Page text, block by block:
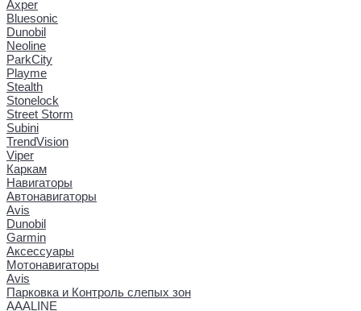
Axper
Bluesonic
Dunobil
Neoline
ParkCity
Playme
Stealth
Stonelock
Street Storm
Subini
TrendVision
Viper
Каркам
Навигаторы
Автонавигаторы
Avis
Dunobil
Garmin
Аксессуары
Мотонавигаторы
Avis
Парковка и Контроль слепых зон
AAALINE